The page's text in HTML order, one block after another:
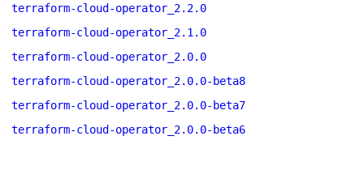
terraform-cloud-operator_2.2.0
terraform-cloud-operator_2.1.0
terraform-cloud-operator_2.0.0
terraform-cloud-operator_2.0.0-beta8
terraform-cloud-operator_2.0.0-beta7
terraform-cloud-operator_2.0.0-beta6